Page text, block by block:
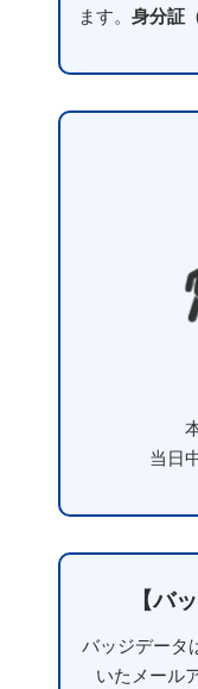
ます。身分証
当日
【バ
バッジデータ
いたメール